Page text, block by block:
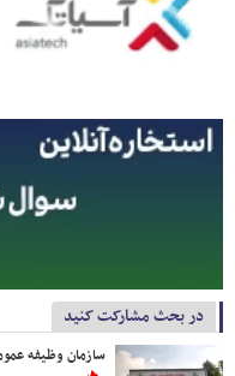
در بحث مشارکت کنید
سازمان وظیفه